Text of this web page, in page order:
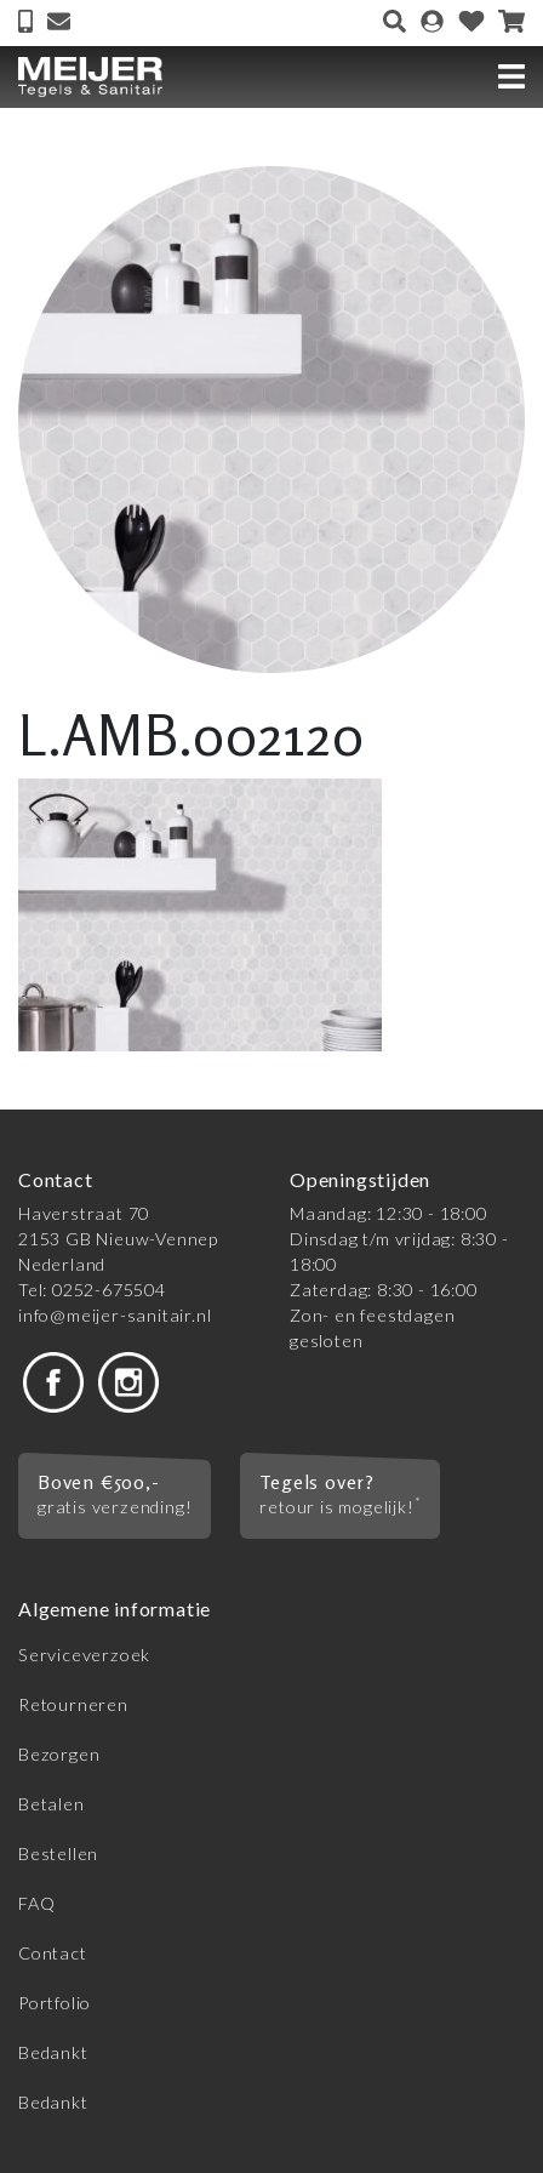
L.AMB.002120
Contact
Haverstraat 70
2153 GB Nieuw-Vennep
Nederland
Tel: 0252-675504
info@meijer-sanitair.nl
Openingstijden
Maandag: 12:30 - 18:00
Dinsdag t/m vrijdag: 8:30 -
18:00
Zaterdag: 8:30 - 16:00
Zon- en feestdagen
gesloten
Boven €500,-
gratis verzending!
Tegels over?
retour is mogelijk! *
Algemene informatie
Serviceverzoek
Retourneren
Bezorgen
Betalen
Bestellen
FAQ
Contact
Portfolio
Bedankt
Bedankt